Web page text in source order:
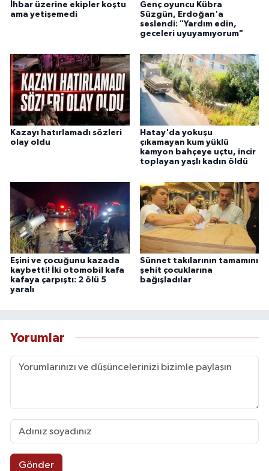
İhbar üzerine ekipler koştu
ama yetişemedi
Genç oyuncu Kübra
Süzgün, Erdoğan'a
seslendi: "Yardım edin,
geceleri uyuyamıyorum"
Kazayı hatırlamadı sözleri
olay oldu
Hatay'da yokuşu
çıkamayan kum yüklü
kamyon bahçeye uçtu, incir
toplayan yaşlı kadın öldü
Eşini ve çocuğunu kazada
kaybetti! İki otomobil kafa
kafaya çarpıştı: 2 ölü 5
yaralı
Sünnet takılarının tamamını
şehit çocuklarına
bağışladılar
Yorumlar
Gönder